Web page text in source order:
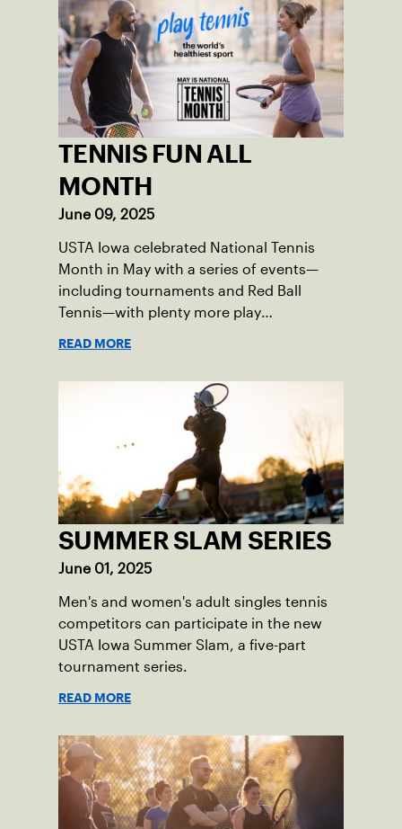
TENNIS FUN ALL
MONTH
June 09, 2025
USTA Iowa celebrated National Tennis
Month in May with a series of events—
including tournaments and Red Ball
Tennis—with plenty more play
READ MORE
SUMMER SLAM SERIES
June 01, 2025
Men's and women's adult singles tennis
competitors can participate in the new
USTA Iowa Summer Slam, a five-part
tournament series.
READ MORE